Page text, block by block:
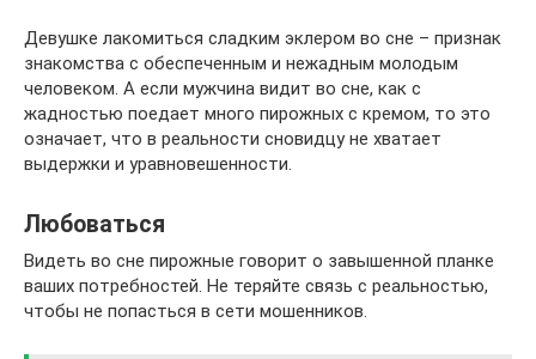
Девушке лакомиться сладким эклером во сне – признак
знакомства с обеспеченным и нежадным молодым
человеком. А если мужчина видит во сне, как с
жадностью поедает много пирожных с кремом, то это
означает, что в реальности сновидцу не хватает
выдержки и уравновешенности.
Любоваться
Видеть во сне пирожные говорит о завышенной планке
ваших потребностей. Не теряйте связь с реальностью,
чтобы не попасться в сети мошенников.